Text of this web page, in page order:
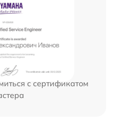
с сертификатом